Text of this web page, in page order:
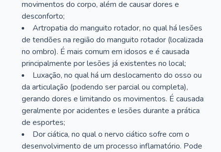
movimentos do corpo, além de causar dores e
desconforto;
Artropatia do manguito rotador, no qual há lesões
de tendões na região do manguito rotador (localizada
no ombro). É mais comum em idosos e é causada
principalmente por lesões já existentes no local;
Luxação, no qual há um deslocamento do osso ou
da articulação (podendo ser parcial ou completa),
gerando dores e limitando os movimentos. É causada
geralmente por acidentes e lesões durante a prática
de esportes;
Dor ciática, no qual o nervo ciático sofre com o
desenvolvimento de um processo inflamatório. Pode